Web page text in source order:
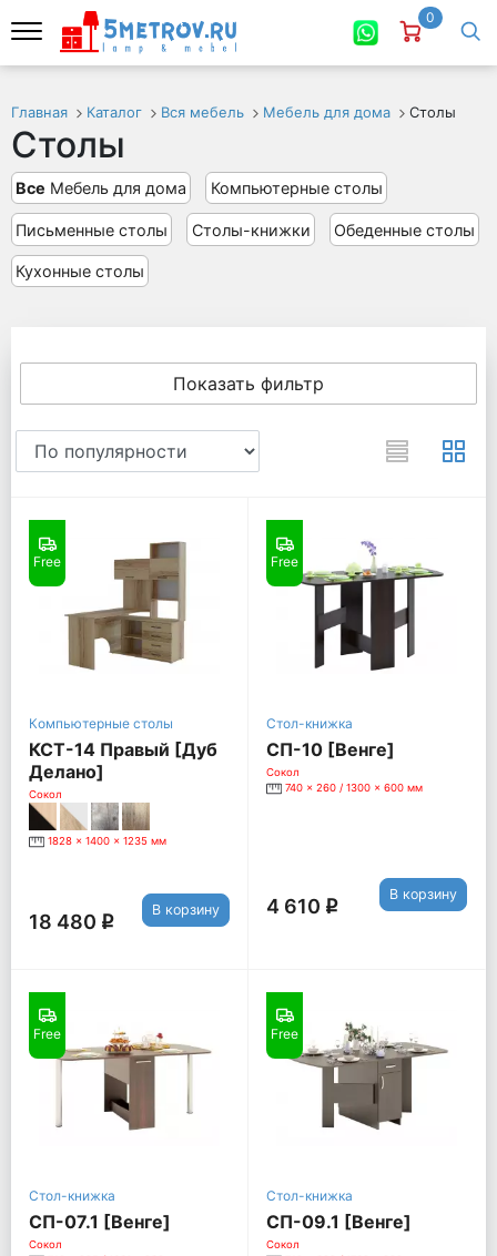
0
Главная Каталог Вся мебель Мебель для дома Столы
Столы
Все Мебель для дома Компьютерные столы
Письменные столы Столы-книжки Обеденные столы
Кухонные столы
Показать фильтр
Free
Компьютерные столы
КСТ-14 Правый [Дуб
Делано]
Сокол
1828 x 1400 x 1235 мм
18 480 q
В корзину
Free
Стол-книжка
СП-10 [Венге]
Сокол
740 x 260 / 1300 x 600 мм
4 610 q
В корзину
Free
Стол-книжка
СП-07.1 [Венге]
Сокол
Free
Стол-книжка
СП-09.1 [Венге]
Сокол